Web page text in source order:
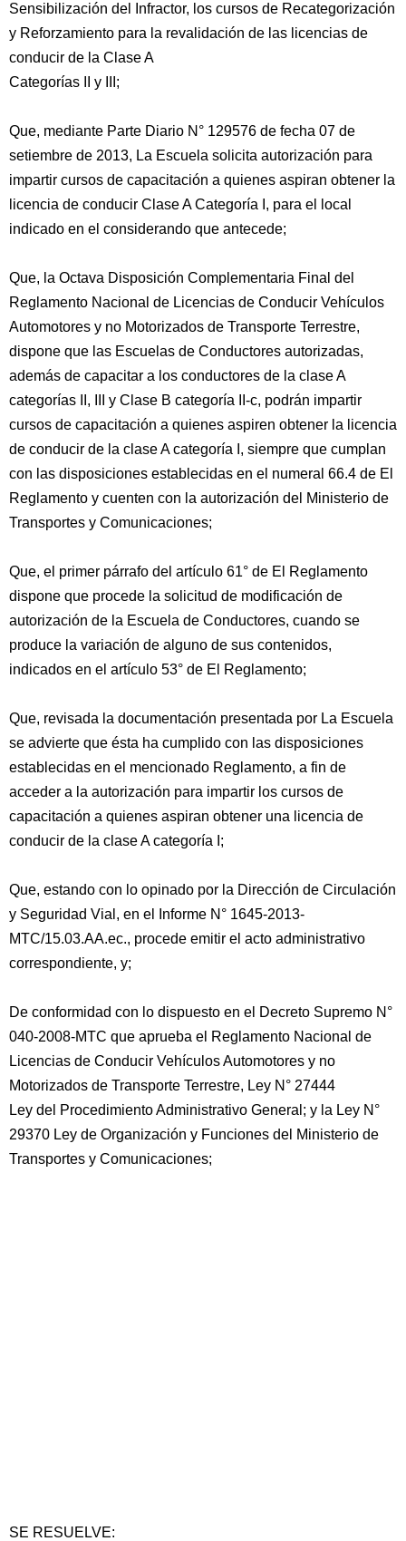
Sensibilización del Infractor, los cursos de Recategorización
y Reforzamiento para la revalidación de las licencias de
conducir de la Clase A
Categorías II y III;
Que, mediante Parte Diario N° 129576 de fecha 07 de
setiembre de 2013, La Escuela solicita autorización para
impartir cursos de capacitación a quienes aspiran obtener la
licencia de conducir Clase A Categoría I, para el local
indicado en el considerando que antecede;
Que, la Octava Disposición Complementaria Final del
Reglamento Nacional de Licencias de Conducir Vehículos
Automotores y no Motorizados de Transporte Terrestre,
dispone que las Escuelas de Conductores autorizadas,
además de capacitar a los conductores de la clase A
categorías II, III y Clase B categoría II-c, podrán impartir
cursos de capacitación a quienes aspiren obtener la licencia
de conducir de la clase A categoría I, siempre que cumplan
con las disposiciones establecidas en el numeral 66.4 de El
Reglamento y cuenten con la autorización del Ministerio de
Transportes y Comunicaciones;
Que, el primer párrafo del artículo 61° de El Reglamento
dispone que procede la solicitud de modificación de
autorización de la Escuela de Conductores, cuando se
produce la variación de alguno de sus contenidos,
indicados en el artículo 53° de El Reglamento;
Que, revisada la documentación presentada por La Escuela
se advierte que ésta ha cumplido con las disposiciones
establecidas en el mencionado Reglamento, a fin de
acceder a la autorización para impartir los cursos de
capacitación a quienes aspiran obtener una licencia de
conducir de la clase A categoría I;
Que, estando con lo opinado por la Dirección de Circulación
y Seguridad Vial, en el Informe N° 1645-2013-
MTC/15.03.AA.ec., procede emitir el acto administrativo
correspondiente, y;
De conformidad con lo dispuesto en el Decreto Supremo N°
040-2008-MTC que aprueba el Reglamento Nacional de
Licencias de Conducir Vehículos Automotores y no
Motorizados de Transporte Terrestre, Ley N° 27444
Ley del Procedimiento Administrativo General; y la Ley N°
29370 Ley de Organización y Funciones del Ministerio de
Transportes y Comunicaciones;
SE RESUELVE: